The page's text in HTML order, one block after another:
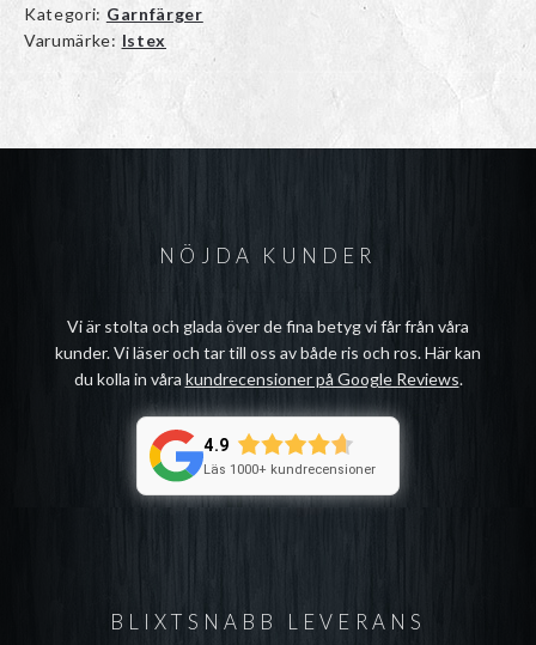
Kategori: Garnfärger
Varumärke: Istex
BLIXTSNABB LEVERANS
NÖJDA KUNDER
Vi är stolta och glada över de fina betyg vi får från våra
kunder. Vi läser och tar till oss av både ris och ros. Här kan
du kolla in våra kundrecensioner på Google Reviews.
4.9
Läs 1000+ kundrecensioner